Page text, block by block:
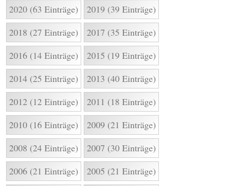
2020 (63 Einträge)
2019 (39 Einträge)
2018 (27 Einträge)
2017 (35 Einträge)
2016 (14 Einträge)
2015 (19 Einträge)
2014 (25 Einträge)
2013 (40 Einträge)
2012 (12 Einträge)
2011 (18 Einträge)
2010 (16 Einträge)
2009 (21 Einträge)
2008 (24 Einträge)
2007 (30 Einträge)
2006 (21 Einträge)
2005 (21 Einträge)